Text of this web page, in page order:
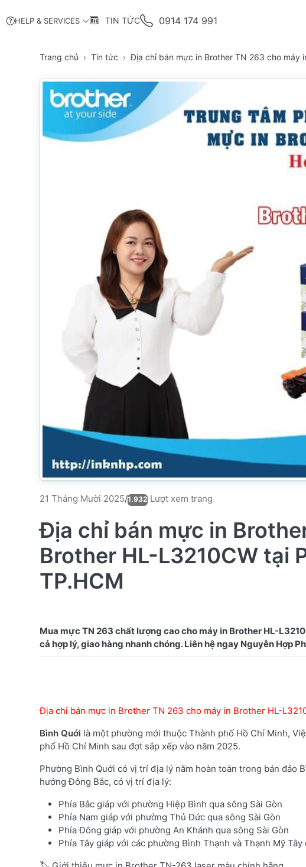
HELP & SERVICES TIN TỨC 0914 174 991
Trang chủ Tin tức Địa chỉ bán mực in Brother TN 263 cho máy
21 Tháng Mười 2025/1.932 Lượt xem trang
Địa chỉ bán mực in
Brother HL-L3210CW tại
TP.HCM
Mua mực TN 263 chất lượng cao cho máy in Brother HL-
Địa chỉ bán mực in Brother TN 263 cho máy in Brother HL-
Bình Quới là một phường mới thuộc Thành phố Hồ Chí Minh,
phố Hồ Chí Minh sau đợt sắp xếp vào năm 2025.
Phường Bình Quới có vị trí địa lý nằm hoàn toàn trong bán đảo
hướng Đông Bắc, có vị trí địa lý:
Phía Bắc giáp với phường Hiệp Bình qua sông Sài Gòn
Phía Nam giáp với phường Thủ Đức qua sông Sài Gòn
Phía Đông giáp với phường An Khánh qua sông Sài Gòn
Phía Tây giáp với các phường Bình Thạnh và Thạnh Mỹ